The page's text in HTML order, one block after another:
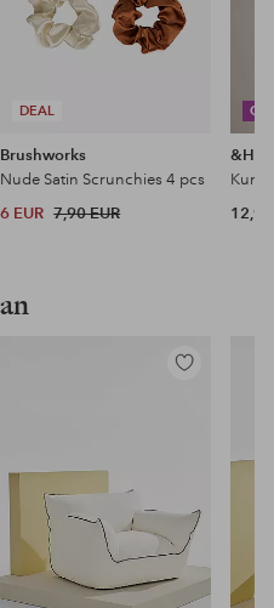
DEAL
Brushworks
Nude Satin Scrunchies 4 pcs
6 EUR 7,90 EUR 12,99
Lisää